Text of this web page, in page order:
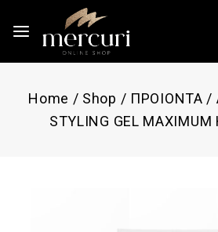
Home / Shop / ΠΡΟΙΟΝΤΑ /
STYLING GEL MAXIMUM